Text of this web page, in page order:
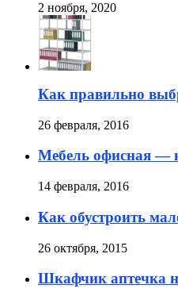
2 ноября, 2020
Как правильно
26 февраля, 2016
Мебель офисная —
14 февраля, 2016
Как обустроить
26 октября, 2015
Шкафчик аптечка